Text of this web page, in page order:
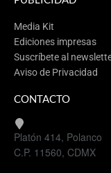
Media Kit
Ediciones impresas
Suscríbete al
Aviso de Privacidad
CONTACTO
Platón 414, Polanco
C.P. 11560, CDMX